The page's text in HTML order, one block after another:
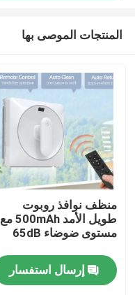
المنتجات الموصى بها
منظف نوافذ روبوت
طويل الأمد 500mAh مع
مستوى ضوضاء 65dB
إرسال استفسار